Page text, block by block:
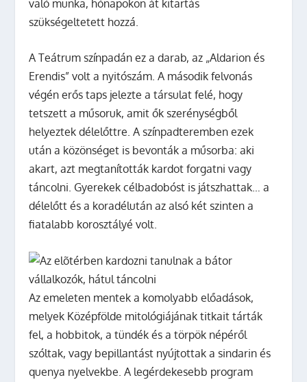
való munka, hónapokon át kitartás
szükségeltetett hozzá.
A Teátrum színpadán ez a darab, az „Aldarion és
Erendis” volt a nyitószám. A második felvonás
végén erős taps jelezte a társulat felé, hogy
tetszett a műsoruk, amit ők szerénységből
helyeztek délelőttre. A színpadteremben ezek
után a közönséget is bevonták a műsorba: aki
akart, azt megtanították kardot forgatni vagy
táncolni. Gyerekek célbadobóst is játszhattak… a
délelőtt és a koradélután az alsó két szinten a
fiatalabb korosztályé volt.
Az emeleten mentek a komolyabb előadások,
melyek Középfölde mitológiájának titkait tárták
fel, a hobbitok, a tündék és a törpök népéről
szóltak, vagy bepillantást nyújtottak a sindarin és
quenya nyelvekbe. A legérdekesebb program